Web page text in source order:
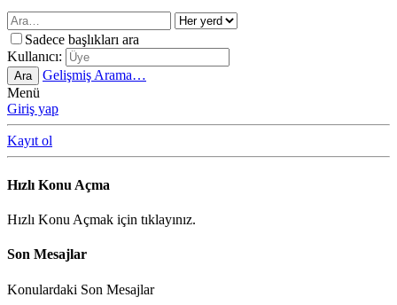
Sadece başlıkları ara
Kullanıcı:
Ara
Gelişmiş Arama…
Menü
Giriş yap
Kayıt ol
Hızlı Konu Açma
Hızlı Konu Açmak için tıklayınız.
Son Mesajlar
Konulardaki Son Mesajlar